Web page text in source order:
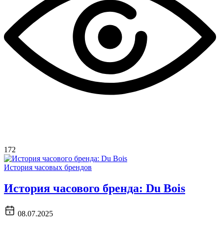
172
История часовых брендов
История часового бренда: Du Bois
08.07.2025